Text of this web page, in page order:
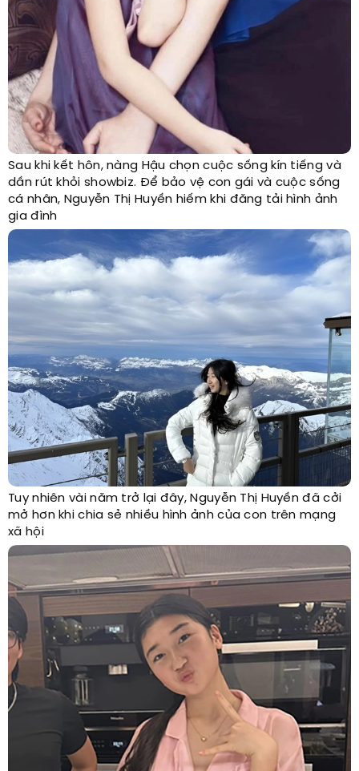
Sau khi kết hôn, nàng Hậu chọn cuộc sống kín tiếng và
dần rút khỏi showbiz. Để bảo vệ con gái và cuộc sống
cá nhân, Nguyễn Thị Huyền hiếm khi đăng tải hình ảnh
gia đình
Tuy nhiên vài năm trở lại đây, Nguyễn Thị Huyền đã cởi
mở hơn khi chia sẻ nhiều hình ảnh của con trên mạng
xã hội